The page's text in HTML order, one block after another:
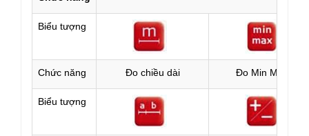
Biểu tượng
Chức năng Đo chiều dài Đo Min Max
Biểu tượng